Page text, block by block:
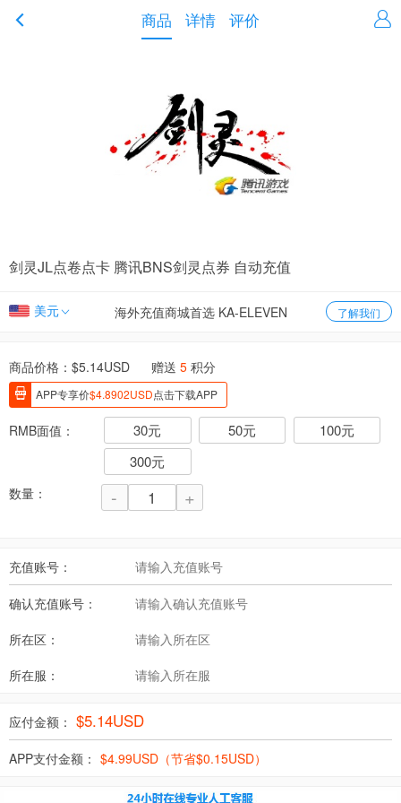
商品 详情 评价
剑灵JL点卷点卡 腾讯BNS剑灵点券 自动充值
美元 海外充值商城首选 KA-ELEVEN 了解我们
商品价格：$5.14USD 赠送 5 积分
APP专享价$4.8902USD点击下载APP
RMB面值： 30元 50元
100元
300元
数量： - +
充值账号：
确认充值账号：
所在区：
所在服：
应付金额： $5.14USD
APP支付金额： $4.99USD（节省$0.15USD）